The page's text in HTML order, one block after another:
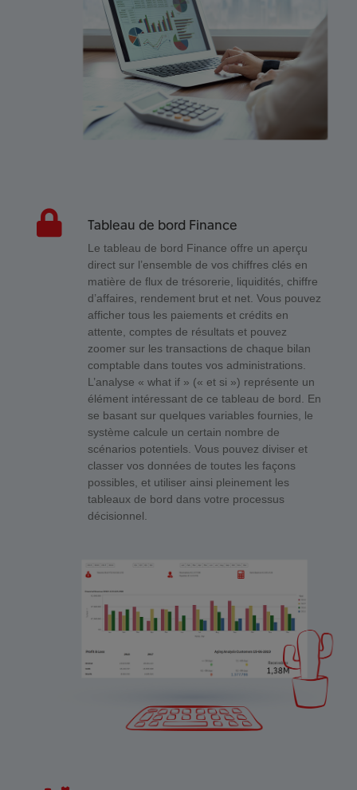
Tableau de bord Finance
Le tableau de bord Finance offre un aperçu
direct sur l’ensemble de vos chiffres clés en
matière de flux de trésorerie, liquidités, chiffre
d’affaires, rendement brut et net. Vous pouvez
afficher tous les paiements et crédits en
attente, comptes de résultats et pouvez
zoomer sur les transactions de chaque bilan
comptable dans toutes vos administrations.
L’analyse « what if » (« et si ») représente un
élément intéressant de ce tableau de bord. En
se basant sur quelques variables fournies, le
système calcule un certain nombre de
scénarios potentiels. Vous pouvez diviser et
classer vos données de toutes les façons
possibles, et utiliser ainsi pleinement les
tableaux de bord dans votre processus
décisionnel.